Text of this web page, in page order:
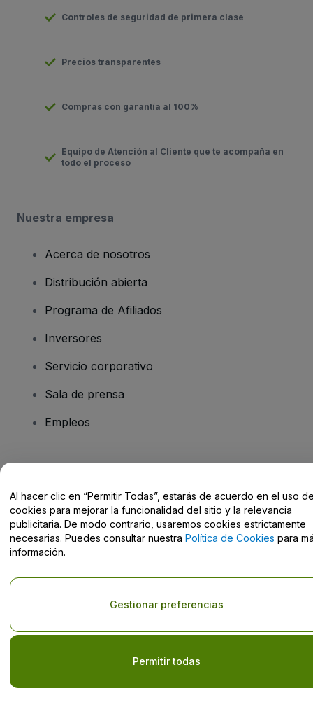
Controles de seguridad de primera clase
Precios transparentes
Compras con garantía al 100%
Equipo de Atención al Cliente que te acompaña en
todo el proceso
Nuestra empresa
Acerca de nosotros
Distribución abierta
Programa de Afiliados
Inversores
Servicio corporativo
Sala de prensa
Empleos
Centro de Ayuda / Contacto
El uso de este sitio web constituye la aceptación de los
Política de Privacidad, de laPolítica de Cookies
No compartir mi información personal ni tus opciones de
Al hacer clic en “Permitir Todas”, estarás de acuerdo en el uso
cookies para mejorar la funcionalidad del sitio y la relevancia
publicitaria. De modo contrario, usaremos cookies estrictamente
necesarias. Puedes consultar nuestra Política de Cookies para
información.
Permitir todas
Gestionar preferencias